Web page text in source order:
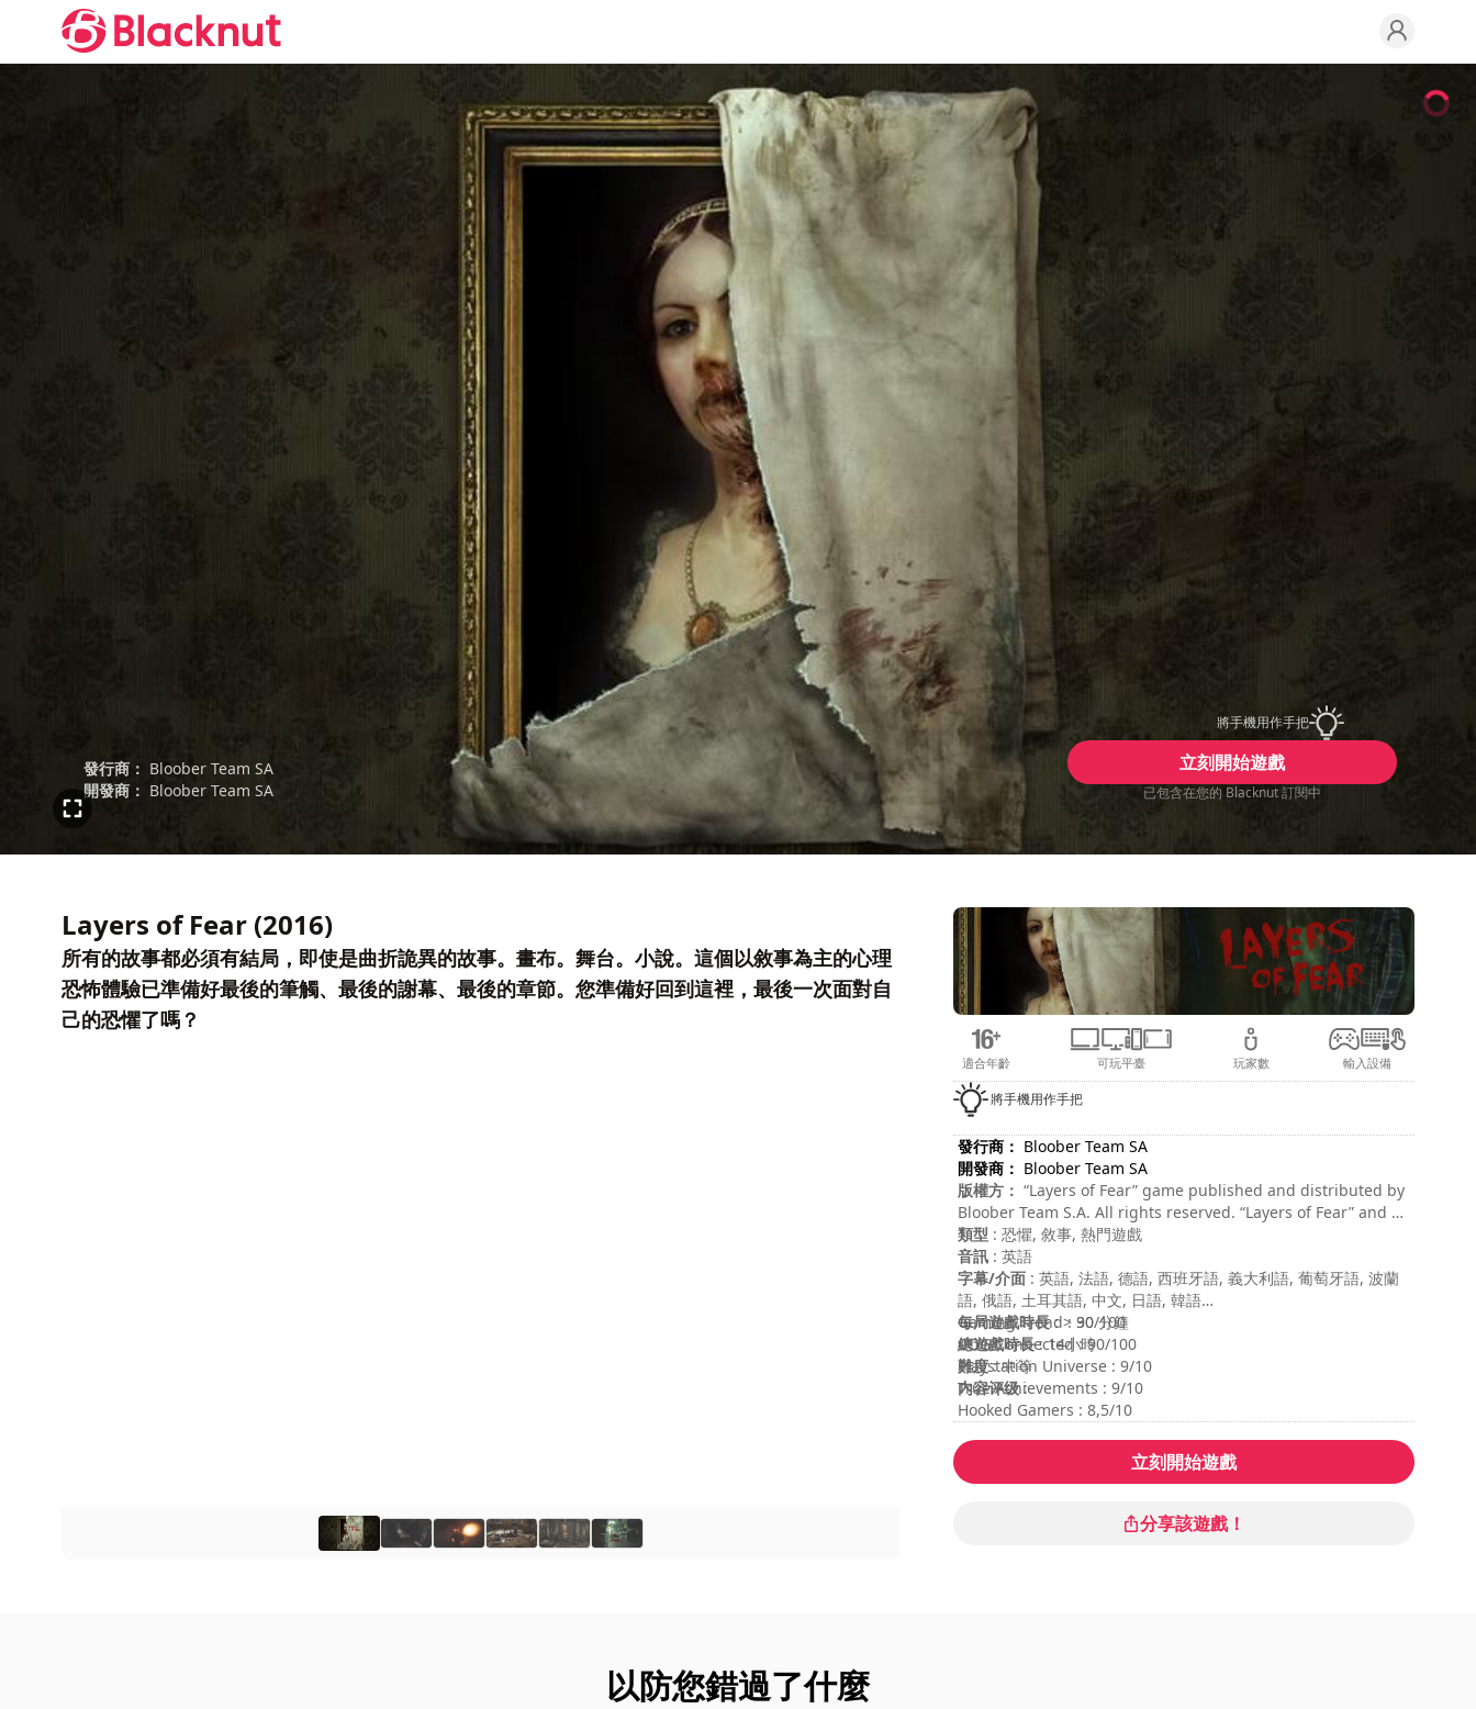
發行商： Bloober Team SA
開發商： Bloober Team SA
將手機用作手把
立刻開始遊戲
已包含在您的 Blacknut 訂閱中
Layers of Fear (2016)
所有的故事都必須有結局，即使是曲折詭異的故事。畫布。舞台。小說。這個以敘事為主的心理
恐怖體驗已準備好最後的筆觸、最後的謝幕、最後的章節。您準備好回到這裡，最後一次面對自
己的恐懼了嗎？
適合年齡 可玩平臺 玩家數 輸入設備
將手機用作手把
發行商： Bloober Team SA
開發商： Bloober Team SA
版權方： “Layers of Fear” game published and distributed by
Bloober Team S.A. All rights reserved. “Layers of Fear” and all
logos, characters, names, and related indicia are TM & ©
2016 Bloober Team S.A. All Rights Reserved. “Layers of Fear”
game developed by Bloober Team S.A. Bloober Team is a
registered trademark of Bloober Team S.A. (Inc.) in US and/or
other countries. All other copyrights and trademarks are the
property of their respective owners. All rights reserved.
Unless otherwise indicated, the completed “Layers of Fear”
game is the property of Bloober Team S.A. Reproduction,
modification, storage in a retrieval system or retransmission,
otherwise, for any purpose, is strictly prohibited without
prior written permission.
類型 : 恐懼, 敘事, 熱門遊戲
音訊 : 英語
字幕/介面 : 英語, 法語, 德語, 西班牙語, 義大利語, 葡萄牙語, 波蘭
語, 俄語, 土耳其語, 中文, 日語, 韓語
每局遊戲時長: > 30 分鐘
總遊戲時長: 14小時
難度: 中等
内容评级:
Gaming Trend : 90/100
COG Connected : 90/100
Playstation Universe : 9/10
True Achievements : 9/10
Hooked Gamers : 8,5/10
立刻開始遊戲
分享該遊戲！
以防您錯過了什麼